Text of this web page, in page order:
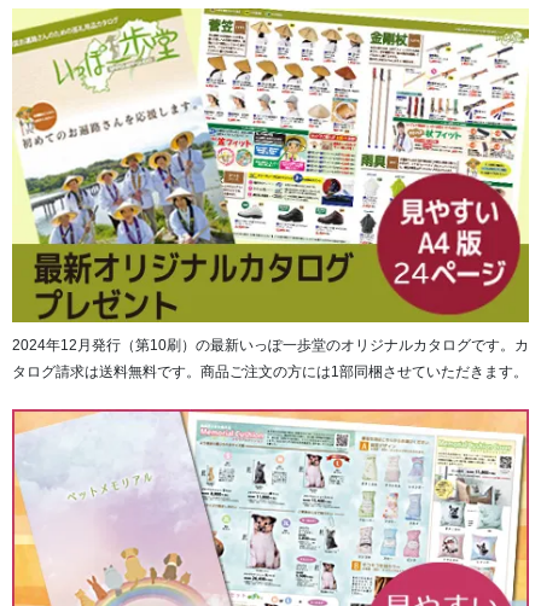
金軸先は、透かし仕様となっており高級感が漂います。
2024年12月発行（第10刷）の最新いっぽ一歩堂のオリジナルカタログです。カ
タログ請求は送料無料です。商品ご注文の方には1部同梱させていただきます。